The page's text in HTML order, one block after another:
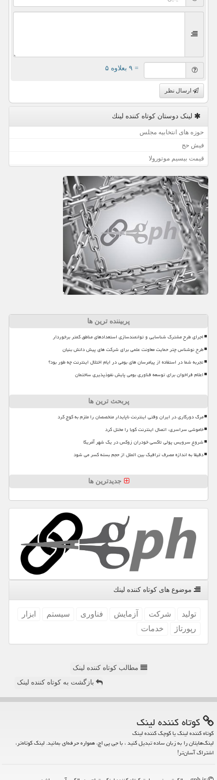
= ۹ بعلاوه ۵
ارسال نظر
لینک دوستان كوتاه كننده لینك
حوزه های انتخابیه مجلس
فیش حج
قیمت بیسیم موتورولا
پربیننده ترین ها
اجرای طرح مشترک شناسایی و توانمندسازی استعدادهای مناطق کمتر برخوردار
طرح نوشناس چتر حمایت معاونت علمی برای شرکت های پیش دانش بنیان
تجربه شما در استفاده از پیامرسان های بومی در ایام اختلال اینترنت چه طور بود؟
اعلام فراخوان برای توسعه فناوری بومی پایش نفوذپذیری ساختمان
پربحث ترین ها
مرگ دورکاری در ایران وقتی اینترنت ناپایدار متخصصان را ملزم به کوچ کرد
خاموشی سراسری، اتصال اینترنت کوبا را مختل کرد
شروع سرویس پولی تاکسی خودران زوکس در یک شهر آمریکا
دقیقا به اندازه مصرف ترافیک بین الملل از حجم بسته کسر می شود
جدیدترین ها
موضوع های كوتاه كننده لینك
تولید شركت آزمایش فناوری سیستم
ابزار
رپورتاژ
خدمات
مطالب کوتاه کننده لینک
بازگشت به کوتاه کننده لینک
كوتاه كننده لینك
کوتاه کننده لینک یا کوچک کننده لینک
لینک‌هایتان را به زبان ساده تبدیل کنید ، با جی پی اچ، همواره حرفه‌ای بمانید. لینک کوتاه‌تر،
اشتراک آسان‌تر!